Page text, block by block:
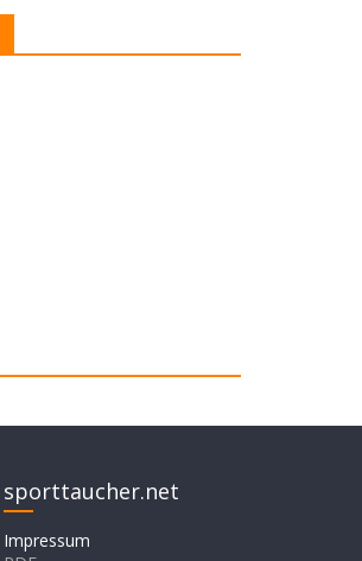
sporttaucher.net
Impressum